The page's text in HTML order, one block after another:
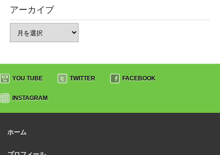
アーカイブ
YOU TUBE TWITTER FACEBOOK
INSTAGRAM
ホーム